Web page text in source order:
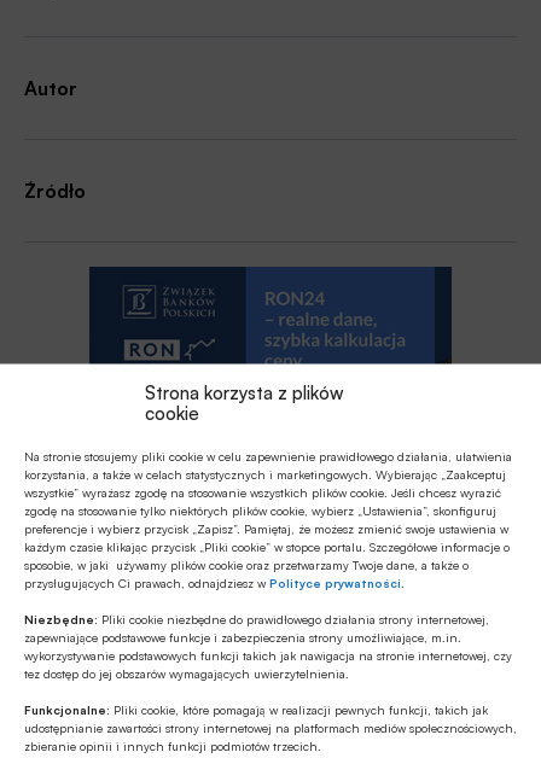
Strona korzysta z plików
cookie
Na stronie stosujemy pliki cookie w celu zapewnienie prawidłowego działania, ułatwienia
korzystania, a także w celach statystycznych i marketingowych. Wybierając „Zaakceptuj
wszystkie” wyrażasz zgodę na stosowanie wszystkich plików cookie. Jeśli chcesz wyrazić
zgodę na stosowanie tylko niektórych plików cookie, wybierz „Ustawienia”, skonfiguruj
preferencje i wybierz przycisk „Zapisz”. Pamiętaj, że możesz zmienić swoje ustawienia w
każdym czasie klikając przycisk „Pliki cookie” w stopce portalu. Szczegółowe informacje o
sposobie, w jaki używamy plików cookie oraz przetwarzamy Twoje dane, a także o
przysługujących Ci prawach, odnajdziesz wPolityce prywatności
Niezbędne: Pliki cookie niezbędne do prawidłowego działania strony internetowej,
zapewniające podstawowe funkcje i zabezpieczenia strony umożliwiające, m.in.
wykorzystywanie podstawowych funkcji takich jak nawigacja na stronie internetowej, czy
tez dostęp do jej obszarów wymagających uwierzytelnienia.
Funkcjonalne: Pliki cookie, które pomagają w realizacji pewnych funkcji, takich jak
udostępnianie zawartości strony internetowej na platformach mediów społecznościowych,
zbieranie opinii i innych funkcji podmiotów trzecich.
Autor
Źródło
Polecamy
MULTIMEDIA
Mikrofirmy potrzebują nie tylko
finansowania, ale także kompetencji